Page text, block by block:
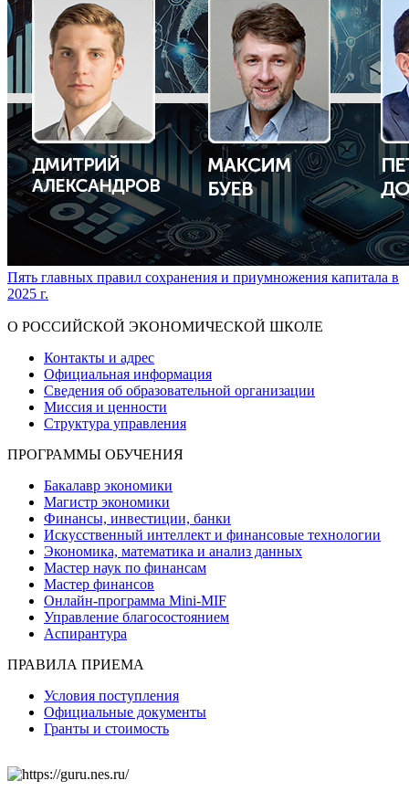
Пять главных правил сохранения и приумножения капитала в
2025 г.
О РОССИЙСКОЙ ЭКОНОМИЧЕСКОЙ ШКОЛЕ
Контакты и адрес
Официальная информация
Сведения об образовательной организации
Миссия и ценности
Структура управления
ПРОГРАММЫ ОБУЧЕНИЯ
Бакалавр экономики
Магистр экономики
Финансы, инвестиции, банки
Искусственный интеллект и финансовые технологии
Экономика, математика и анализ данных
Мастер наук по финансам
Мастер финансов
Онлайн-программа Mini-MIF
Управление благосостоянием
Аспирантура
ПРАВИЛА ПРИЕМА
Условия поступления
Официальные документы
Гранты и стоимость